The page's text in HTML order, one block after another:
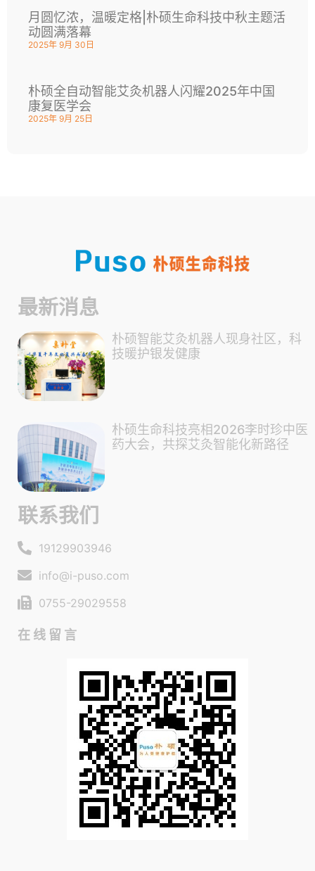
月圆忆浓，温暖定格|朴硕生命科技中秋主题活
动圆满落幕
2025年 9月 30日
朴硕全自动智能艾灸机器人闪耀2025年中国
康复医学会
2025年 9月 25日
最新消息
朴硕智能艾灸机器人现身社区，科
技暖护银发健康
朴硕生命科技亮相2026李时珍中医
药大会，共探艾灸智能化新路径
联系我们
19129903946
info@i-puso.com
0755-29029558
在线留言